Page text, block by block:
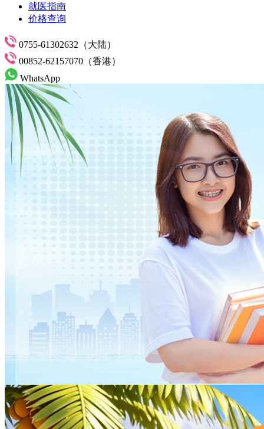
就医指南
价格查询
0755-61302632（大陆）
00852-62157070（香港）
WhatsApp